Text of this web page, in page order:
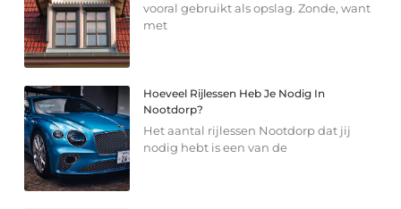
vooral gebruikt als opslag. Zonde, want
met
Hoeveel Rijlessen Heb Je Nodig In
Nootdorp?
Het aantal rijlessen Nootdorp dat jij
nodig hebt is een van de